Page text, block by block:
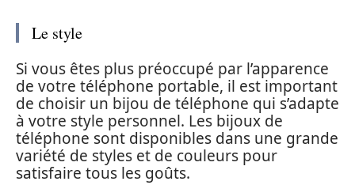
Le style
Si vous êtes plus préoccupé par l’apparence
de votre téléphone portable, il est important
de choisir un bijou de téléphone qui s’adapte
à votre style personnel. Les bijoux de
téléphone sont disponibles dans une grande
variété de styles et de couleurs pour
satisfaire tous les goûts.